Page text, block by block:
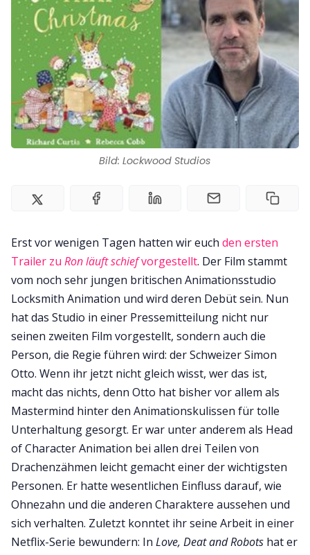
Kontakt
Impressum
Bild: Lockwood Studios
Erst vor wenigen Tagen hatten wir euch den ersten
Trailer zu Ron läuft schiefvorgestellt. Der Film stammt
vom noch sehr jungen britischen Animationsstudio
Locksmith Animation und wird deren Debüt sein. Nun
hat das Studio in einer Pressemitteilung nicht nur
seinen zweiten Film vorgestellt, sondern auch die
Person, die Regie führen wird: der Schweizer Simon
Otto. Wenn ihr jetzt nicht gleich wisst, wer das ist,
macht das nichts, denn Otto hat bisher vor allem als
Mastermind hinter den Animationskulissen für tolle
Unterhaltung gesorgt. Er war unter anderem als Head
of Character Animation bei allen drei Teilen von
Drachenzähmen leicht gemacht einer der wichtigsten
Personen. Er hatte wesentlichen Einfluss darauf, wie
Ohnezahn und die anderen Charaktere aussehen und
sich verhalten. Zuletzt konntet ihr seine Arbeit in einer
Netflix-Serie bewundern: In Love, Deat and Robots hat er